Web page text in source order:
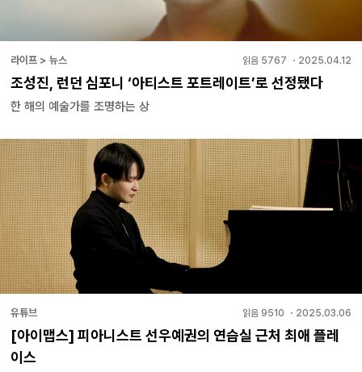
라이프 > 뉴스 읽음 5767 ・ 2025.04.12
조성진, 런던 심포니 ‘아티스트 포트레이트’로 선정됐다
한 해의 예술가를 조명하는 상
유튜브 읽음 9510 ・ 2025.03.06
[아이맵스] 피아니스트 선우예권의 연습실 근처 최애 플레
이스